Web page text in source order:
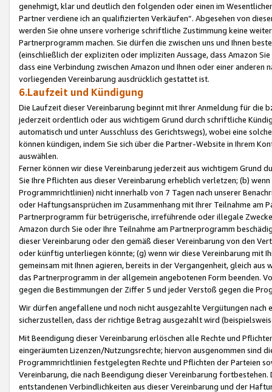
genehmigt, klar und deutlich den folgenden oder einen im
Partner verdiene ich an qualifizierten Verkäufen“. Abgesehen von
werden Sie ohne unsere vorherige schriftliche Zustimmung keine
Partnerprogramm machen. Sie dürfen die zwischen uns und Ihnen
(einschließlich der expliziten oder impliziten Aussage, dass Amazon
dass eine Verbindung zwischen Amazon und Ihnen oder einer
vorliegenden Vereinbarung ausdrücklich gestattet ist.
6.Laufzeit und Kündigung
Die Laufzeit dieser Vereinbarung beginnt mit Ihrer Anmeldung für die
jederzeit ordentlich oder aus wichtigem Grund durch schriftliche
automatisch und unter Ausschluss des Gerichtswegs), wobei eine
können kündigen, indem Sie sich über die Partner-Website in Ihrem
auswählen.
Ferner können wir diese Vereinbarung jederzeit aus wichtigem Grund
Sie Ihre Pflichten aus dieser Vereinbarung erheblich verletzen; (b)
Programmrichtlinien) nicht innerhalb von 7 Tagen nach unserer
oder Haftungsansprüchen im Zusammenhang mit Ihrer Teilnahme am
Partnerprogramm für betrügerische, irreführende oder illegale
Amazon durch Sie oder Ihre Teilnahme am Partnerprogramm
dieser Vereinbarung oder den gemäß dieser Vereinbarung von den
oder künftig unterliegen könnte; (g) wenn wir diese Vereinbarung mit
gemeinsam mit Ihnen agieren, bereits in der Vergangenheit, gleich
das Partnerprogramm in der allgemein angebotenen Form beenden.
gegen die Bestimmungen der Ziffer 5 und jeder Verstoß gegen die
Wir dürfen angefallene und noch nicht ausgezahlte Vergütungen
sicherzustellen, dass der richtige Betrag ausgezahlt wird
Mit Beendigung dieser Vereinbarung erlöschen alle Rechte und
eingeräumten Lizenzen/Nutzungsrechte; hiervon ausgenommen sind
Programmrichtlinien festgelegten Rechte und Pflichten der Parteien
Vereinbarung, die nach Beendigung dieser Vereinbarung
entstandenen Verbindlichkeiten aus dieser Vereinbarung und der